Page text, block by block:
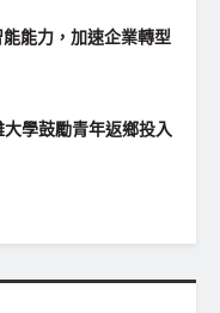
能力，加速企業轉型
學鼓勵青年返鄉投入